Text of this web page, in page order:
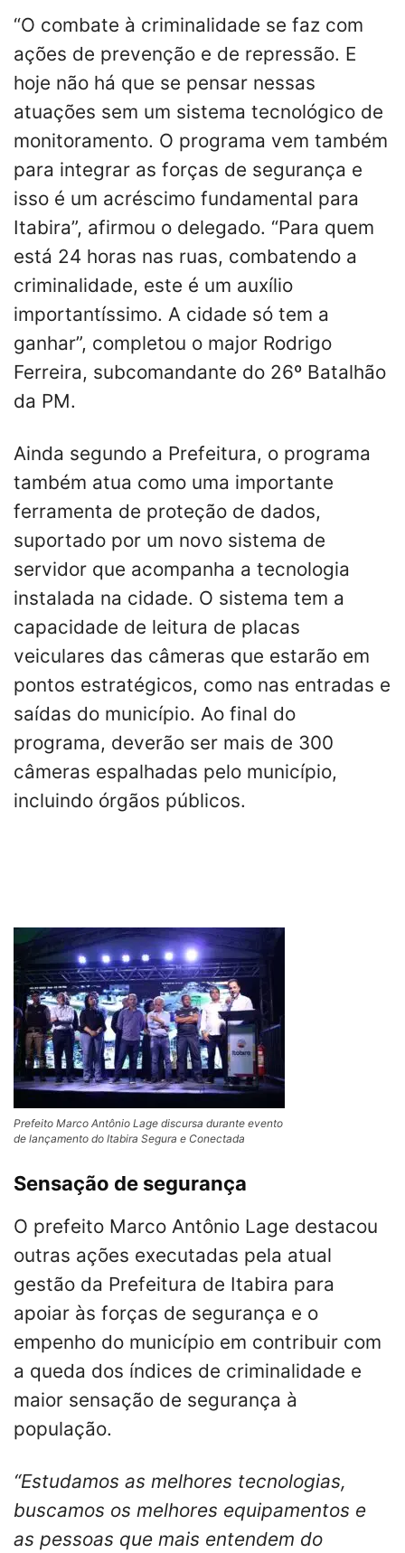
“O combate à criminalidade se faz com
ações de prevenção e de repressão. E
hoje não há que se pensar nessas
atuações sem um sistema tecnológico de
monitoramento. O programa vem também
para integrar as forças de segurança e
isso é um acréscimo fundamental para
Itabira”, afirmou o delegado. “Para quem
está 24 horas nas ruas, combatendo a
criminalidade, este é um auxílio
importantíssimo. A cidade só tem a
ganhar”, completou o major Rodrigo
Ferreira, subcomandante do 26º Batalhão
da PM.
Ainda segundo a Prefeitura, o programa
também atua como uma importante
ferramenta de proteção de dados,
suportado por um novo sistema de
servidor que acompanha a tecnologia
instalada na cidade. O sistema tem a
capacidade de leitura de placas
veiculares das câmeras que estarão em
pontos estratégicos, como nas entradas e
saídas do município. Ao final do
programa, deverão ser mais de 300
câmeras espalhadas pelo município,
incluindo órgãos públicos.
Prefeito Marco Antônio Lage discursa durante evento
de lançamento do Itabira Segura e Conectada
Sensação de segurança
O prefeito Marco Antônio Lage destacou
outras ações executadas pela atual
gestão da Prefeitura de Itabira para
apoiar às forças de segurança e o
empenho do município em contribuir com
a queda dos índices de criminalidade e
maior sensação de segurança à
população.
“Estudamos as melhores tecnologias,
buscamos os melhores equipamentos e
as pessoas que mais entendem do